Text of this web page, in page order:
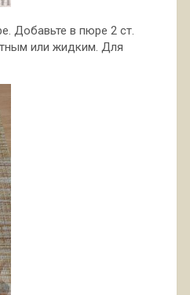
Добавьте в пюре 2 ст.
или жидким. Для